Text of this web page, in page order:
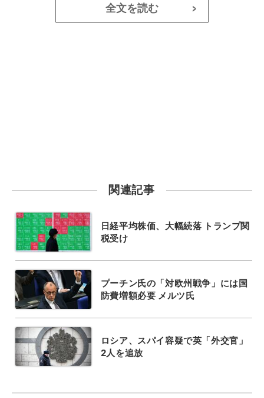
全文を読む >
関連記事
日経平均株価、大幅続落 トランプ関
税受け
プーチン氏の「対欧州戦争」には国
防費増額必要 メルツ氏
ロシア、スパイ容疑で英「外交官」
2人を追放